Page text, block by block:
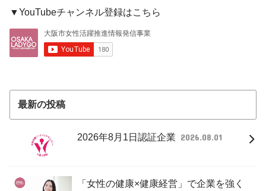
▼YouTubeチャンネル登録はこちら
最新の投稿
2026年8月1日認証企業 2026.08.01
「女性の健康×健康経営」で企業を強く